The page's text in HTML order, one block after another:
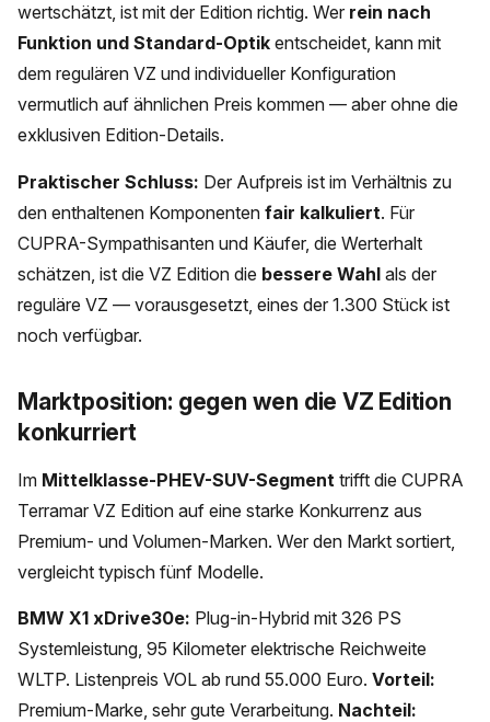
wertschätzt, ist mit der Edition richtig. Wer rein nach
Funktion und Standard-Optik entscheidet, kann mit
dem regulären VZ und individueller Konfiguration
vermutlich auf ähnlichen Preis kommen — aber ohne die
exklusiven Edition-Details.
Praktischer Schluss: Der Aufpreis ist im Verhältnis zu
den enthaltenen Komponenten fair kalkuliert. Für
CUPRA-Sympathisanten und Käufer, die Werterhalt
schätzen, ist die VZ Edition die bessere Wahl als der
reguläre VZ — vorausgesetzt, eines der 1.300 Stück ist
noch verfügbar.
Marktposition: gegen wen die VZ Edition
konkurriert
Im Mittelklasse-PHEV-SUV-Segment trifft die CUPRA
Terramar VZ Edition auf eine starke Konkurrenz aus
Premium- und Volumen-Marken. Wer den Markt sortiert,
vergleicht typisch fünf Modelle.
BMW X1 xDrive30e: Plug-in-Hybrid mit 326 PS
Systemleistung, 95 Kilometer elektrische Reichweite
WLTP. Listenpreis VOL ab rund 55.000 Euro. Vorteil:
Premium-Marke, sehr gute Verarbeitung. Nachteil: